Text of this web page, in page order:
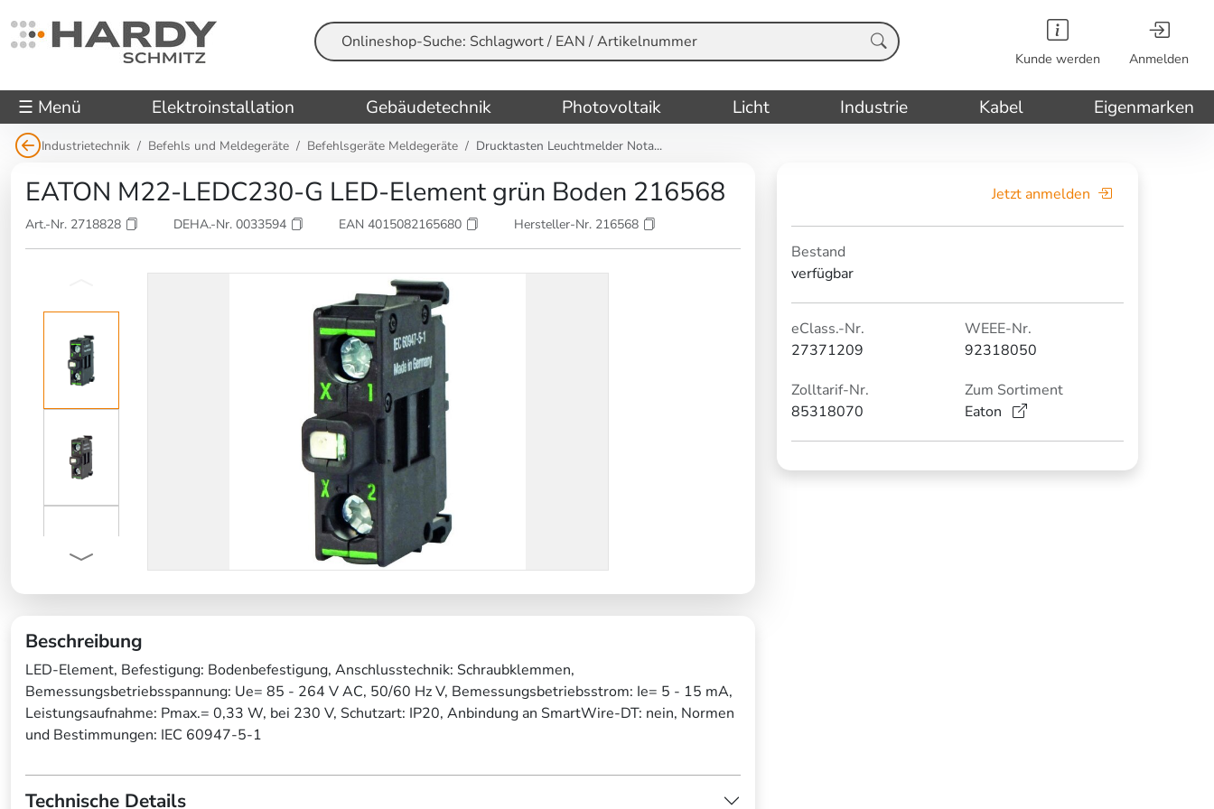
Suche Kunde werden Anmelden
☰ Menü Elektroinstallation Gebäudetechnik Photovoltaik Licht Industrie Kabel Eigenmarken
Industrietechnik Befehls und Meldegeräte Befehlsgeräte Meldegeräte Drucktasten Leuchtmelder Nota...
EATON M22-LEDC230-G LED-Element grün Boden 216568
Art.-Nr. 2718828 DEHA.-Nr. 0033594 EAN 4015082165680 Hersteller-Nr. 216568
Beschreibung
LED-Element, Befestigung: Bodenbefestigung, Anschlusstechnik: Schraubklemmen,
Bemessungsbetriebsspannung: Ue= 85 - 264 V AC, 50/60 Hz V, Bemessungsbetriebsstrom: Ie= 5 - 15 mA,
Leistungsaufnahme: Pmax.= 0,33 W, bei 230 V, Schutzart: IP20, Anbindung an SmartWire-DT: nein, Normen
und Bestimmungen: IEC 60947-5-1
Technische Details
Jetzt anmelden
Bestand
verfügbar
eClass.-Nr.
27371209
WEEE-Nr.
92318050
Zolltarif-Nr.
85318070
Zum Sortiment
Eaton